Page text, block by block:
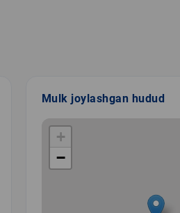
Mulk joylashgan hudud
+
−